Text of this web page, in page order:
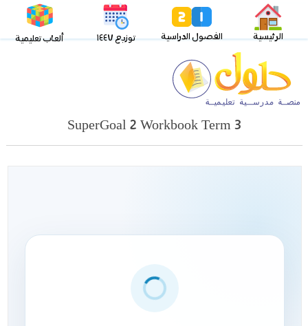
الرئيسية الفصول الدراسية توزيع ١٤٤٧ ألعاب تعليمية
SuperGoal 2 Workbook Term 3